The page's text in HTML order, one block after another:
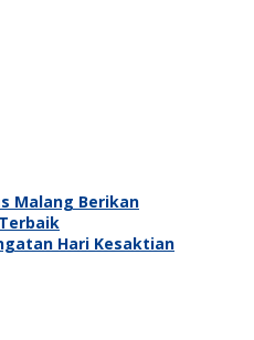
Malang Berikan
Hari Kesaktian